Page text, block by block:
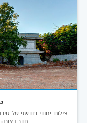
חדר בצורה